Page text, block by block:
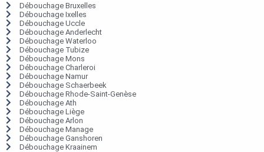
Débouchage Bruxelles
Débouchage Ixelles
Débouchage Uccle
Débouchage Anderlecht
Débouchage Waterloo
Débouchage Tubize
Débouchage Mons
Débouchage Charleroi
Débouchage Namur
Débouchage Schaerbeek
Débouchage Rhode-Saint-Genèse
Débouchage Ath
Débouchage Liège
Débouchage Arlon
Débouchage Manage
Débouchage Ganshoren
Débouchage Kraainem